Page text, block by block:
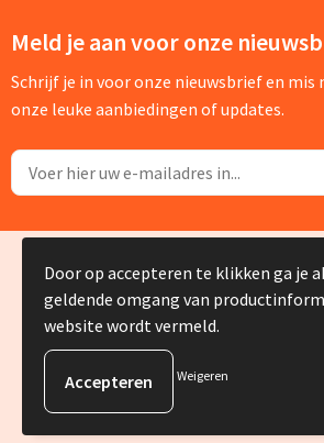
Meld je aan voor onze
Schrijf je in voor onze nieuwsbrief en mis
onze leuke aanbiedingen of updates.
© Copyright Silvia Bruin
Door op accepteren te klikken ga je
geldende omgang van
website wordt vermeld.
Weigeren